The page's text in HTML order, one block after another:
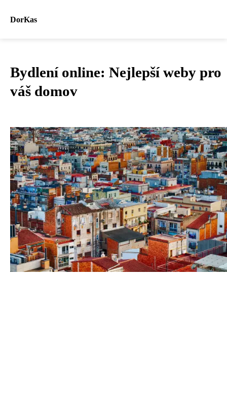
DorKas
Bydlení online: Nejlepší weby pro
váš domov